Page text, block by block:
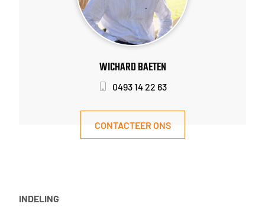
INDELING
WICHARD BAETEN
0493 14 22 63
CONTACTEER ONS